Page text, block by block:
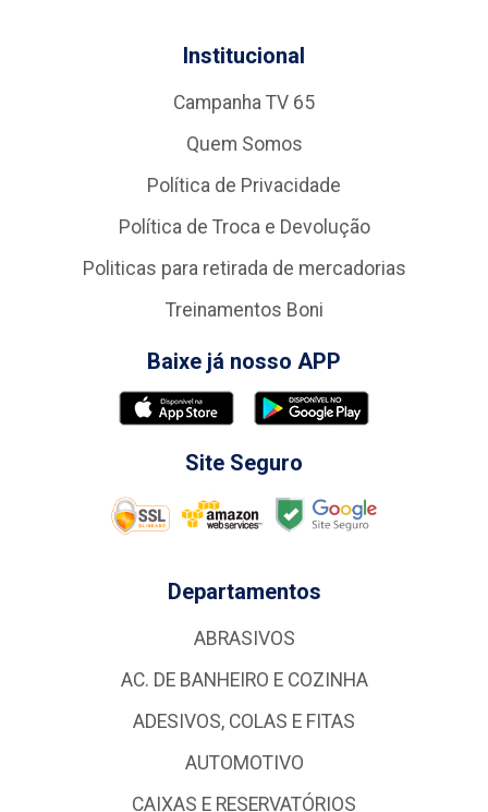
Institucional
Campanha TV 65
Quem Somos
Política de Privacidade
Política de Troca e Devolução
Politicas para retirada de mercadorias
Treinamentos Boni
Baixe já nosso APP
Site Seguro
Departamentos
ABRASIVOS
AC. DE BANHEIRO E COZINHA
ADESIVOS, COLAS E FITAS
AUTOMOTIVO
CAIXAS E RESERVATÓRIOS